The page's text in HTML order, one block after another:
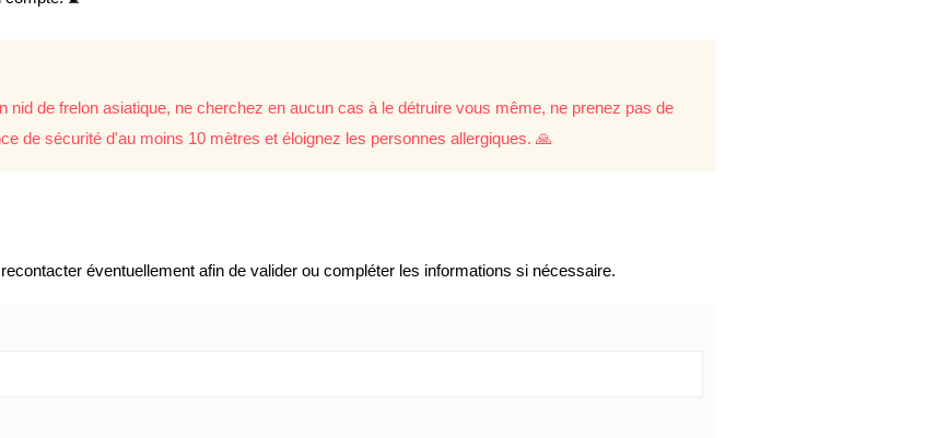
nid de frelon asiatique, ne cherchez en aucun cas à le détruire vous même, ne prenez pas de
de sécurité d'au moins 10 mètres et éloignez les personnes allergiques. 🙏
éventuellement afin de valider ou compléter les informations si nécessaire.